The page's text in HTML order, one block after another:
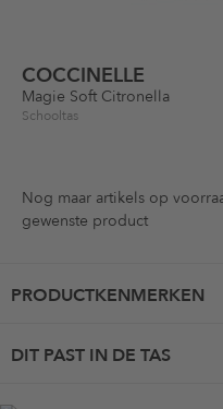
COCCINELLE
Magie Soft Citronella
Schooltas
Nog maar artikels op
gewenste product
PRODUCTKENMERKEN
DIT PAST IN DE TAS